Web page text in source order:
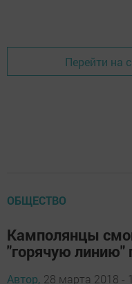
Перейти на
ОБЩЕСТВО
Камполянцы
"горячую
Автор, 28 марта 2018 -